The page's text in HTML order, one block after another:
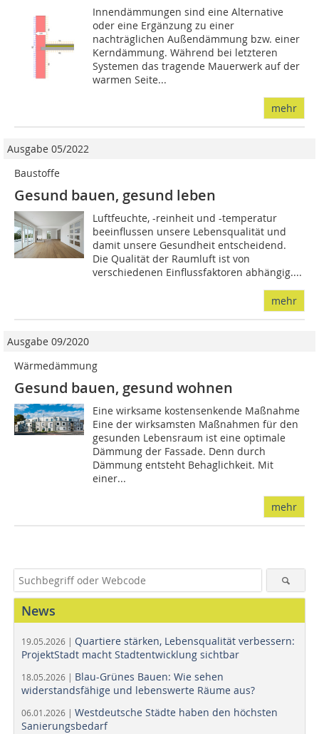
Innendämmungen sind eine Alternative
oder eine Ergänzung zu einer
nachträglichen Außendämmung bzw. einer
Kerndämmung. Während bei letzteren
Systemen das tragende Mauerwerk auf der
warmen Seite...
mehr
Ausgabe 05/2022
Baustoffe
Gesund bauen, gesund leben
Luftfeuchte, -reinheit und -temperatur
beeinflussen unsere Lebensqualität und
damit unsere Gesundheit entscheidend.
Die Qualität der Raumluft ist von
verschiedenen Einflussfaktoren abhängig....
mehr
Ausgabe 09/2020
Wärmedämmung
Gesund bauen, gesund wohnen
Eine wirksame kostensenkende Maßnahme
Eine der wirksamsten Maßnahmen für den
gesunden Lebensraum ist eine optimale
Dämmung der Fassade. Denn durch
Dämmung entsteht Behaglichkeit. Mit
einer...
mehr
News
19.05.2026 | Quartiere stärken, Lebensqualität verbessern:
ProjektStadt macht Stadtentwicklung sichtbar
18.05.2026 | Blau-Grünes Bauen: Wie sehen
widerstandsfähige und lebenswerte Räume aus?
06.01.2026 | Westdeutsche Städte haben den höchsten
Sanierungsbedarf